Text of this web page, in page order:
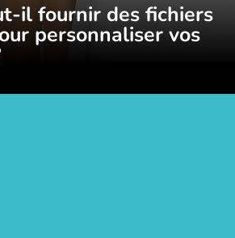
il fournir des fichiers
personnaliser vos